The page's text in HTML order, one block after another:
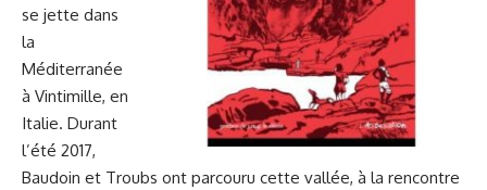
se jette dans
la
Méditerranée
à Vintimille, en
Italie. Durant
l’été 2017,
Baudoin et Troubs ont parcouru cette vallée, à la rencontre